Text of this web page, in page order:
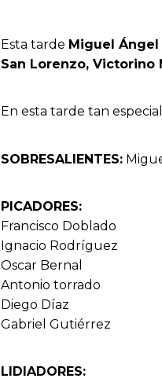
Esta tarde Miguel Ángel
San Lorenzo, Victorino
En esta tarde tan
SOBRESALIENTES:
PICADORES:
Francisco Doblado
Ignacio Rodríguez
Oscar Bernal
Antonio torrado
Diego Díaz
Gabriel Gutiérrez
LIDIADORES: